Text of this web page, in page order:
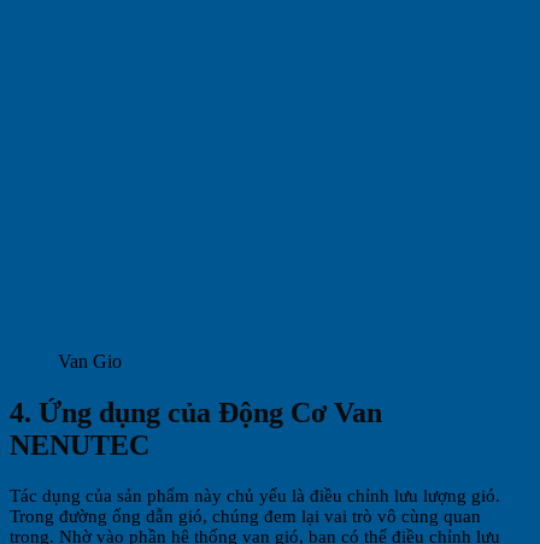
Van Gio
4. Ứng dụng của Động Cơ Van
NENUTEC
Tác dụng của sản phẩm này chủ yếu là điều chỉnh lưu lượng gió.
Trong đường ống dẫn gió, chúng đem lại vai trò vô cùng quan
trọng. Nhờ vào phần hệ thống van gió, bạn có thể điều chỉnh lưu